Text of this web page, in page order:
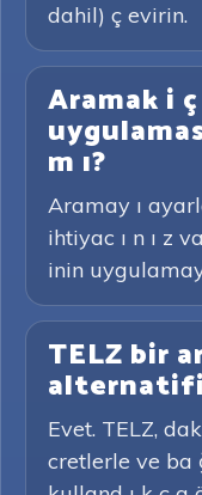
dahil) ç evirin.
Aramak i
m ı?
Aramay ı
ihtiyac ı n ı z
inin
TELZ bir
Evet. TELZ,
cretlerle ve ba